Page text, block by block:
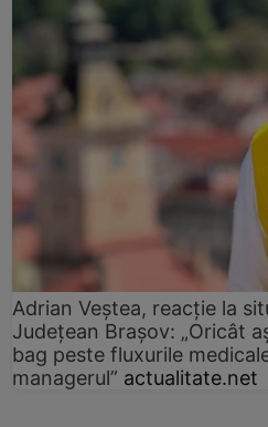
Adrian Veștea, reacție la
Județean Brașov: „Oricât
bag peste fluxurile
managerul” actualitate.net